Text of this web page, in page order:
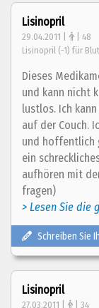
Lisinopril
29.04.2011 | | 48
Lisinopril (-1) für
Dieses
und kann nicht
lustlos. Ich
auf der Couch.
und hoffentlich
ein
aufhören mit
fragen)
> Lesen Sie die
Schreiben Sie
Lisinopril
27.03.2011 | | 34